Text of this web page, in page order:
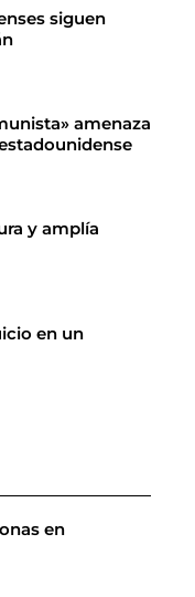
siguen
amenaza
y amplía
en un
en